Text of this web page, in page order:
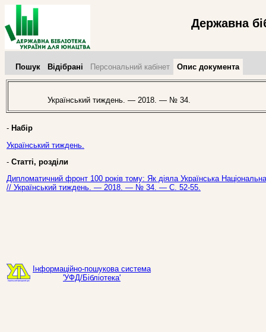
Державна
Пошук Відібрані Персональний кабінет Опис документа
Український тиждень. — 2018. — № 34.
- Набір
Український тиждень.
- Статті, розділи
Дипломатичний фронт 100 років тому: Як діяла Українська
// Український тиждень. — 2018. — № 34. — С. 52-55.
Інформаційно-пошукова система
'УФД/Бібліотека'